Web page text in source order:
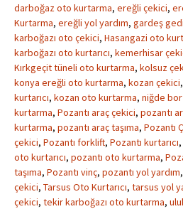
darboğaz oto kurtarma, ereğli çekici,
Kurtarma, ereğli yol yardım, gardeş
karboğazı oto çekici, Hasangazi oto
karboğazı oto kurtarıcı, kemerhisar
Kırkgeçit tüneli oto kurtarma, kolsuz
konya ereğli oto kurtarma, kozan çekici,
kurtarıcı, kozan oto kurtarma, niğde
kurtarma, Pozantı araç çekici, pozantı
kurtarma, pozantı araç taşıma, Pozantı
çekici, Pozantı forklift, Pozantı kurtarıcı,
oto kurtarıcı, pozantı oto kurtarma,
taşıma, Pozantı vinç, pozantı yol yardım,
çekici, Tarsus Oto Kurtarıcı, tarsus yol
çekici, tekir karboğazı oto kurtarma,